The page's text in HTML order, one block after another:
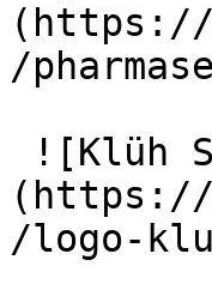
(https://
/
(https://
/logo-